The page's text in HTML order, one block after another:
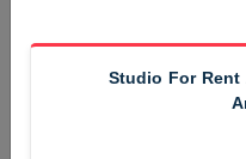
مربع)
Studio For